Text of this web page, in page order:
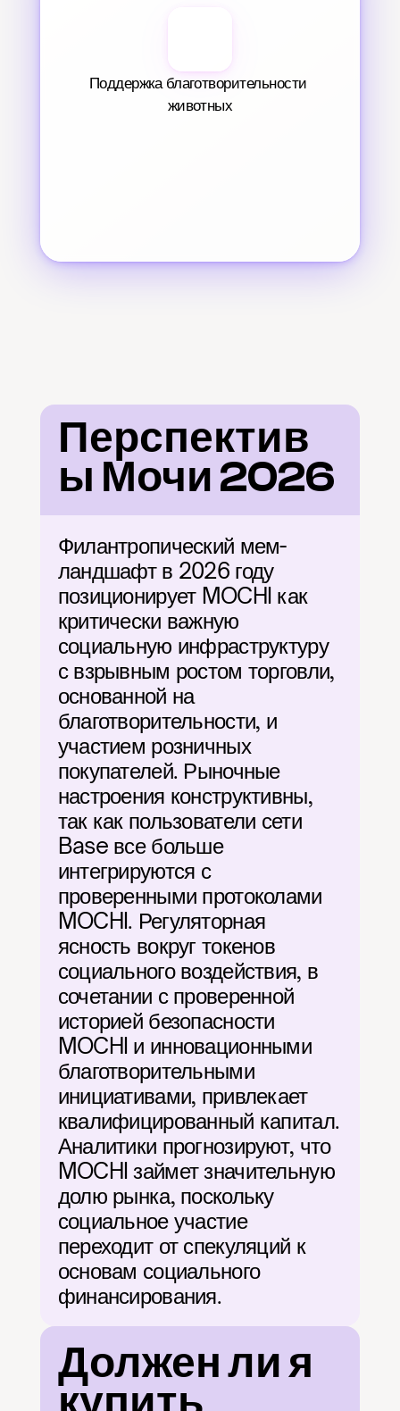
Поддержка благотворительности
животных
Перспектив
ы Мочи 2026
Филантропический мем-
ландшафт в 2026 году
позиционирует MOCHI как
критически важную
социальную инфраструктуру
с взрывным ростом торговли,
основанной на
благотворительности, и
участием розничных
покупателей. Рыночные
настроения конструктивны,
так как пользователи сети
Base все больше
интегрируются с
проверенными протоколами
MOCHI. Регуляторная
ясность вокруг токенов
социального воздействия, в
сочетании с проверенной
историей безопасности
MOCHI и инновационными
благотворительными
инициативами, привлекает
квалифицированный капитал.
Аналитики прогнозируют, что
MOCHI займет значительную
долю рынка, поскольку
социальное участие
переходит от спекуляций к
основам социального
финансирования.
Должен ли я